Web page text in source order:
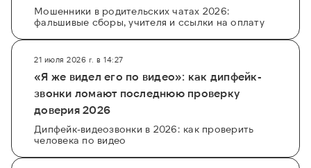
незнакомца по открытым реестрам
исполнительных производств (ФССП),
налоговой задолженности (ГИС ГМП) или
данным из ЕФРСБ. Это позволяет найти
владельца по другим известным данным и
обезопасить себя от рисков. Для комплексной
проверки используйте наш
специализированный сервис по
документов.
Мошенники в родительских чатах 2026:
фальшивые сборы, учителя и ссылки на оплату
21 июля 2026 г. в 14:27
«Я же видел его по видео»: как дипфейк-
звонки ломают последнюю проверку
доверия 2026
Дипфейк-видеозвонки в 2026: как проверить
человека по видео